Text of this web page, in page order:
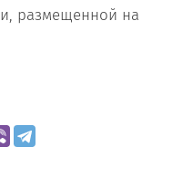
размещенной на